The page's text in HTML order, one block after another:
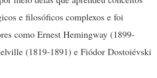
e filosóficos complexos e foi
como Ernest Hemingway (1899-
(1819-1891) e Fiódor Dostoiévski